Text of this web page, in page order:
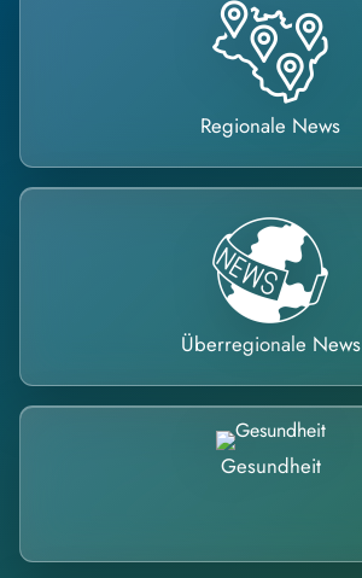
Regionale News
Überregionale News
Gesundheit